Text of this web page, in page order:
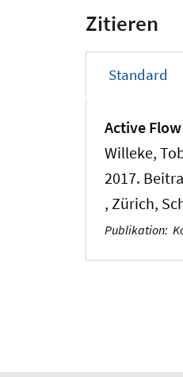
Zitieren
Standard
Active
Willeke,
2017.
, Zürich,
Publikation: